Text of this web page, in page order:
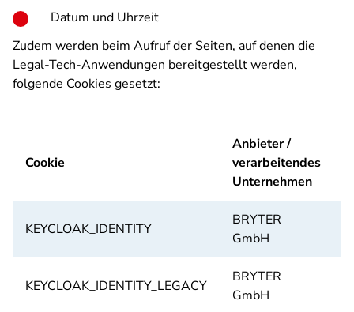
Datum und Uhrzeit
Zudem werden beim Aufruf der Seiten, auf denen die
Legal-Tech-Anwendungen bereitgestellt werden,
folgende Cookies gesetzt:
Cookie
Anbieter /
verarbeitendes
Unternehmen
KEYCLOAK_IDENTITY
BRYTER
GmbH
KEYCLOAK_IDENTITY_LEGACY
BRYTER
GmbH